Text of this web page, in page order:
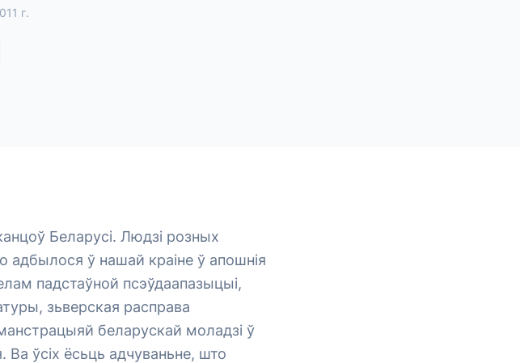
г.
Беларусі. Людзі розных
ў нашай краіне ў апошнія
падстаўной псэўдаапазыцыі,
зьверская расправа
беларускай моладзі ў
Ва ўсіх ёсьць адчуваньне, што